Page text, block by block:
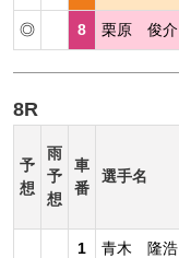
◎ 8 栗原 俊介
8R
予
想
雨
予
想
車
番
選手名
1 青木 隆浩